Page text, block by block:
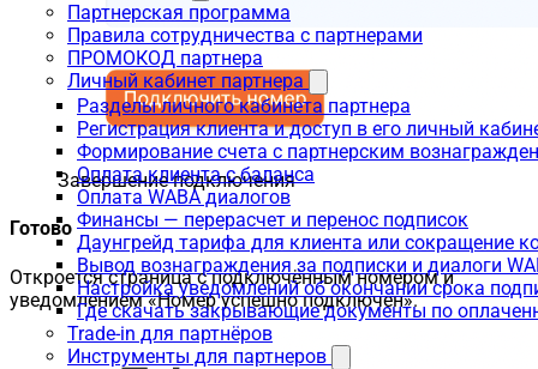
Партнерская программа
Правила сотрудничества с партнерами
ПРОМОКОД партнера
Личный кабинет партнера
Разделы личного кабинета партнера
Регистрация клиента и доступ в его личный
Формирование счета с партнерским
Оплата клиента с баланса
Оплата WABA диалогов
Финансы — перерасчет и перенос подписок
Даунгрейд тарифа для клиента или сокращение
Вывод вознаграждения за подписки и диалоги
Настройка уведомлений об окончании срока
Где скачать закрывающие документы по
Trade-in для партнёров
Инструменты для партнеров
Завершение подключения
Готово
Откроется страница с подключённым номером и
уведомлением «Номер успешно подключен».